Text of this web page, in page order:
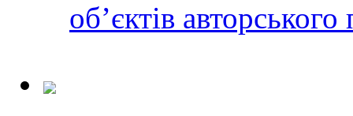
обʼєктів авторського